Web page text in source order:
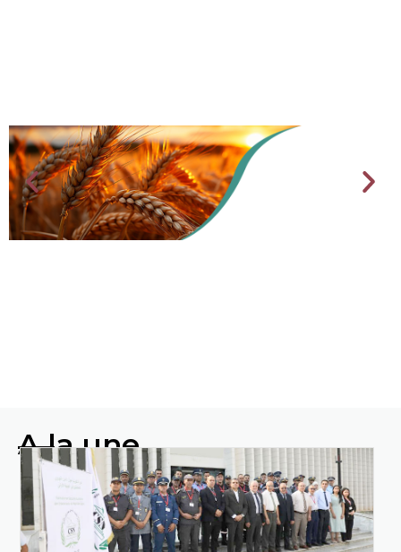
l'agriculture grâce aux techniques
nucléaires : L'engagement de l'Algérie
en faveur des objectifs de
développement durable
En savoir plus
A la une